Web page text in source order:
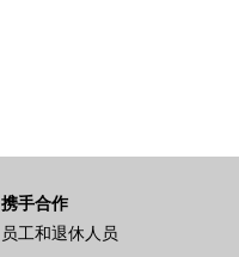
携手合作
员工和退休人员